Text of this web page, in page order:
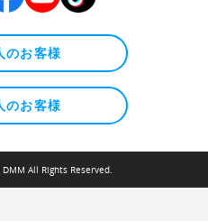
のお客様
のお客様
All Rights Reserved.